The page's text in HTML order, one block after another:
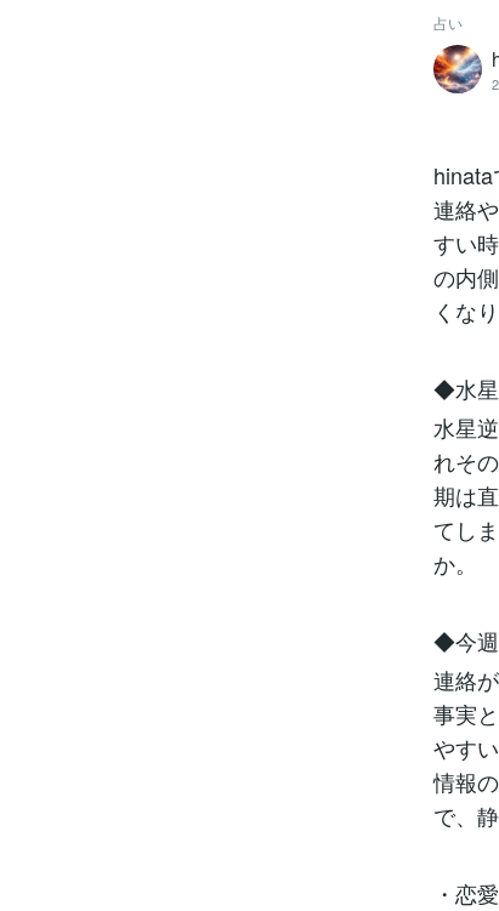
占い
連絡
すい
の内
くな
◆水星
水星
れそ
期は
てし
か。
◆今週
連絡
事実
やす
情報
で、
・恋